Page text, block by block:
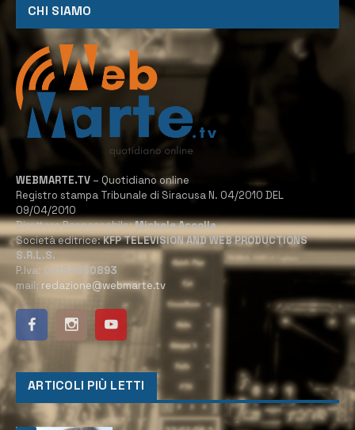
CHI SIAMO
WEBMARTE.TV – Quotidiano online
Registro stampa Tribunale di Siracusa N. 04/2010 DEL
09/04/2010
Direttore Responsabile:Michele Accolla
Società editrice:KFP TELEVISION AND WEB PRODUCTIONS
S.R.L.S.
P.Iva: 02184950893
mail: redazione@webmarte.tv
ARTICOLI PIÙ LETTI